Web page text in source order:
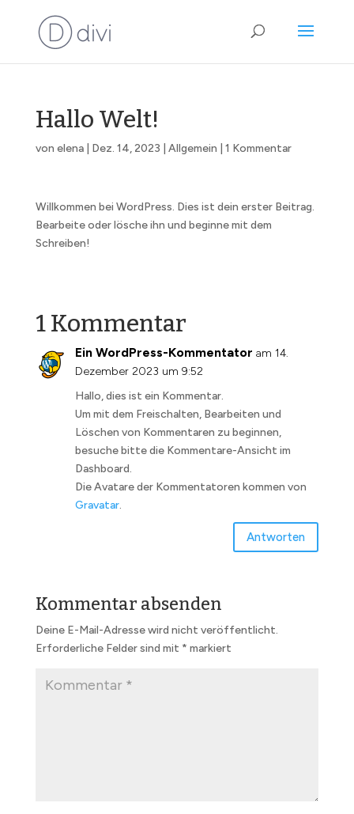
Hallo Welt!
von elena| Dez. 14, 2023 Allgemein 1 Kommentar
Willkommen bei WordPress. Dies ist dein erster Beitrag.
Bearbeite oder lösche ihn und beginne mit dem
Schreiben!
1 Kommentar
Ein WordPress-Kommentator am 14.
Dezember 2023 um 9:52
Hallo, dies ist ein Kommentar.
Um mit dem Freischalten, Bearbeiten und
Löschen von Kommentaren zu beginnen,
besuche bitte die Kommentare-Ansicht im
Dashboard.
Die Avatare der Kommentatoren kommen von
Gravatar.
Antworten
Kommentar absenden
Deine E-Mail-Adresse wird nicht veröffentlicht.
Erforderliche Felder sind mit * markiert